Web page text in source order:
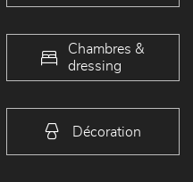
Chambres &
dressing
Décoration